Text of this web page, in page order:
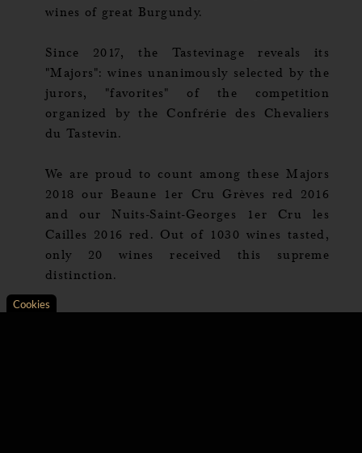
Cookies
wines of great Burgundy.
Since 2017, the Tastevinage reveals its
"Majors": wines unanimously selected by the
jurors, "favorites" of the competition
organized by the Confrérie des Chevaliers
du Tastevin.
We are proud to count among these Majors
2018 our Beaune 1er Cru Grèves red 2016
and our Nuits-Saint-Georges 1er Cru les
Cailles 2016 red. Out of 1030 wines tasted,
only 20 wines received this supreme
distinction.